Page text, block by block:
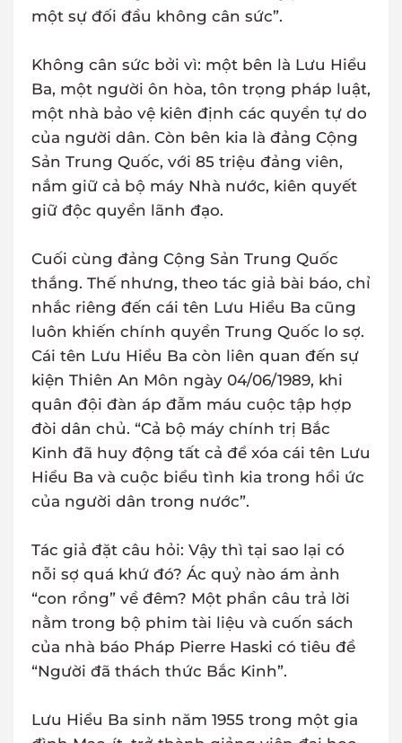
một sự đối đầu không cân sức”.
Không cân sức bởi vì: một bên là Lưu Hiểu
Ba, một người ôn hòa, tôn trọng pháp luật,
một nhà bảo vệ kiên định các quyền tự do
của người dân. Còn bên kia là đảng Cộng
Sản Trung Quốc, với 85 triệu đảng viên,
nắm giữ cả bộ máy Nhà nước, kiên quyết
giữ độc quyền lãnh đạo.
Cuối cùng đảng Cộng Sản Trung Quốc
thắng. Thế nhưng, theo tác giả bài báo, chỉ
nhắc riêng đến cái tên Lưu Hiểu Ba cũng
luôn khiến chính quyền Trung Quốc lo sợ.
Cái tên Lưu Hiểu Ba còn liên quan đến sự
kiện Thiên An Môn ngày 04/06/1989, khi
quân đội đàn áp đẫm máu cuộc tập hợp
đòi dân chủ. “Cả bộ máy chính trị Bắc
Kinh đã huy động tất cả để xóa cái tên Lưu
Hiểu Ba và cuộc biểu tình kia trong hồi ức
của người dân trong nước”.
Tác giả đặt câu hỏi: Vậy thì tại sao lại có
nỗi sợ quá khứ đó? Ác quỷ nào ám ảnh
“con rồng” về đêm? Một phần câu trả lời
nằm trong bộ phim tài liệu và cuốn sách
của nhà báo Pháp Pierre Haski có tiêu đề
“Người đã thách thức Bắc Kinh”.
Lưu Hiểu Ba sinh năm 1955 trong một gia